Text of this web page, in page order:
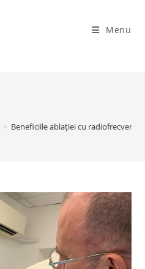
Menu
> Beneficiile ablației cu radiofrecvență